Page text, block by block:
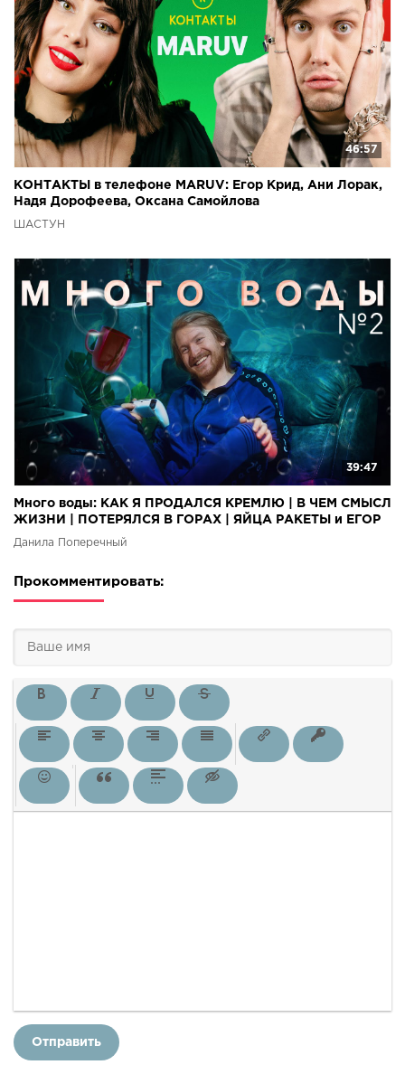
46:57
КОНТАКТЫ в телефоне MARUV: Егор Крид, Ани Лорак,
Надя Дорофеева, Оксана Самойлова
ШАСТУН
39:47
Много воды: КАК Я ПРОДАЛСЯ КРЕМЛЮ | В ЧЕМ СМЫСЛ
ЖИЗНИ | ПОТЕРЯЛСЯ В ГОРАХ | ЯЙЦА РАКЕТЫ и ЕГОР
КРИД
Данила Поперечный
Прокомментировать:
Отправить